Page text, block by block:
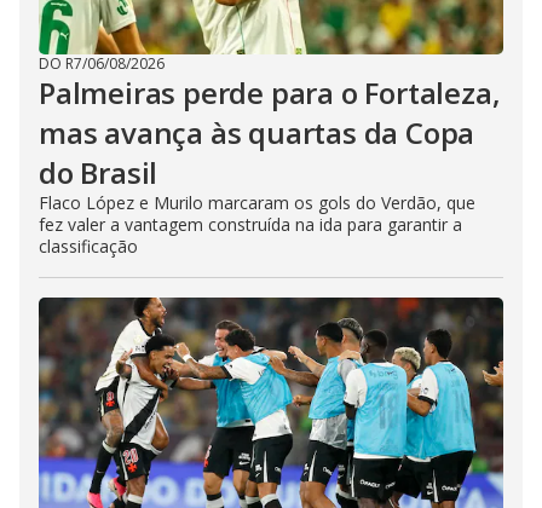
DO R7/06/08/2026
Palmeiras perde para o Fortaleza,
mas avança às quartas da Copa
do Brasil
Flaco López e Murilo marcaram os gols do Verdão, que
fez valer a vantagem construída na ida para garantir a
classificação